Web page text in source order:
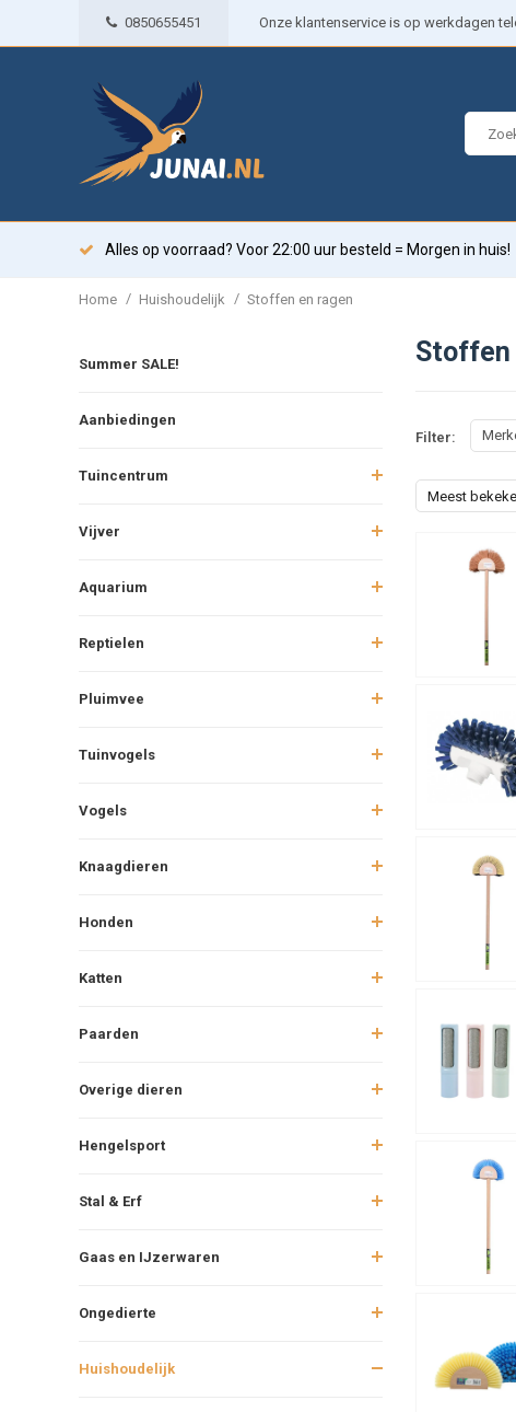
0850655451 Onze klantenservice is op werkdagen
Alles op voorraad? Voor 22:00 uur besteld = Morgen in huis!
Home / Huishoudelijk / Stoffen en ragen
Summer SALE!
Aanbiedingen
Tuincentrum
Vijver
Aquarium
Reptielen
Pluimvee
Tuinvogels
Vogels
Knaagdieren
Honden
Katten
Paarden
Overige dieren
Hengelsport
Stal & Erf
Gaas en IJzerwaren
Ongedierte
Huishoudelijk
Stoffen
Filter:
Meest